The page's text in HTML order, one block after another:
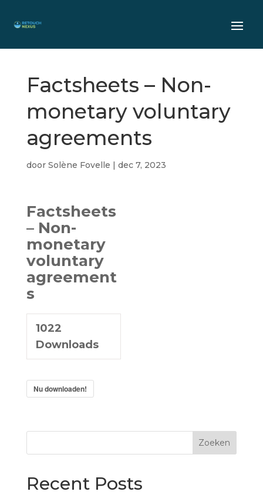
Factsheets – Non-
monetary voluntary
agreements
door Solène Fovelle | dec 7, 2023
Factsheets
– Non-
monetary
voluntary
agreement
s
1022
Downloads
Nu downloaden!
Zoeken
Recent Posts